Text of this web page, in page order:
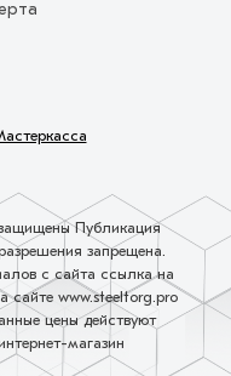
Публикация
запрещена.
с сайта ссылка на
сайте www.steeltorg.pro
цены действуют
магазин